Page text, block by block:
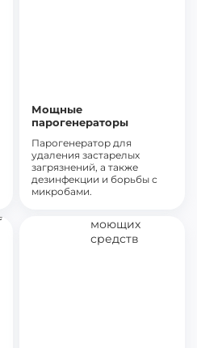
Мощные
парогенераторы
Парогенератор для
удаления застарелых
загрязнений, а также
дезинфекции и борьбы с
микробами.